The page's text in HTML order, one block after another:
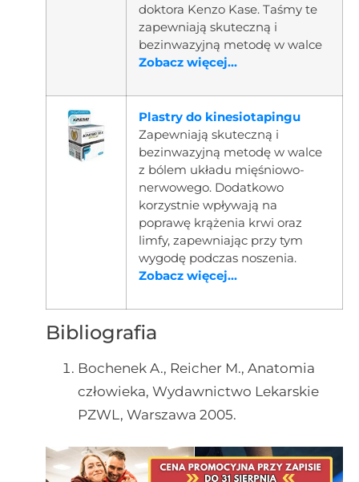
doktora Kenzo Kase. Taśmy te
zapewniają skuteczną i
bezinwazyjną metodę w walce
Zobacz więcej...
Plastry do kinesiotapingu
Zapewniają skuteczną i
bezinwazyjną metodę w walce
z bólem układu mięśniowo-
nerwowego. Dodatkowo
korzystnie wpływają na
poprawę krążenia krwi oraz
limfy, zapewniając przy tym
wygodę podczas noszenia.
Zobacz więcej...
Bibliografia
Bochenek A., Reicher M., Anatomia
człowieka, Wydawnictwo Lekarskie
PZWL, Warszawa 2005.